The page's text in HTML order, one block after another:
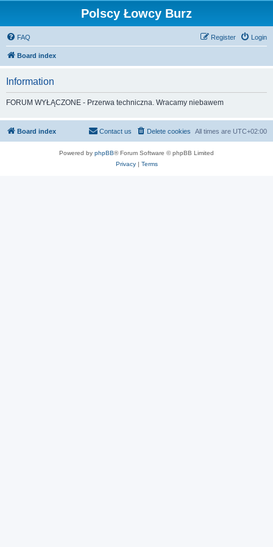
Polscy Łowcy Burz
FAQ Login
Register
Board index
Information
FORUM WYŁĄCZONE - Przerwa techniczna. Wracamy niebawem
Board index All times are UTC+02:00
Delete cookies
Contact us
Powered by phpBB® Forum Software © phpBB Limited
Privacy| Terms